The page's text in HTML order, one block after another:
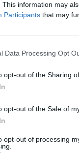
This information may
Participants that may
Data Processing Opt
opt-out of the Sharing
opt-out of the Sale of
opt-out of processing